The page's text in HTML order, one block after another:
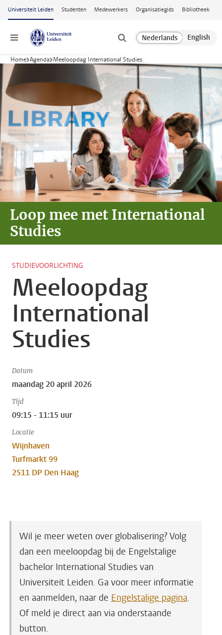
Ga naar hoofdinhoud
Universiteit Leiden Studenten Medewerkers Organisatiegids Bibliotheek
Menu
Home Agenda Meeloopdag International Studies
Loop mee met International
Studies
STUDIEVOORLICHTING
Meeloopdag
International
Studies
Datum
maandag 20 april 2026
Tijd
09:15 - 11:15 uur
Locatie
Wijnhaven
Turfmarkt 99
2511 DP Den Haag
Wil je meer weten over globalisering? Volg
dan een meeloopdag bij de Engelstalige
bachelor International Studies van
Universiteit Leiden. Ga voor meer informatie
en aanmelden, naar de Engelstalige pagina.
Of meld je direct aan via onderstaande
button.